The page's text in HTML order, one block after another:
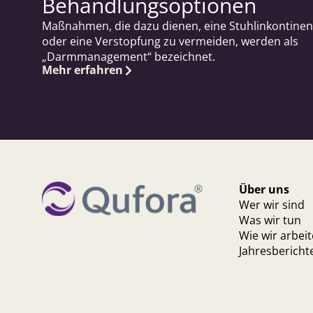
Maßnahmen, die dazu dienen, eine
oder eine Verstopfung zu vermeiden, werden als
„Darmmanagement“ bezeichnet.
Mehr erfahren
Über uns
Wer wir sind
Was wir tun
Wie wir